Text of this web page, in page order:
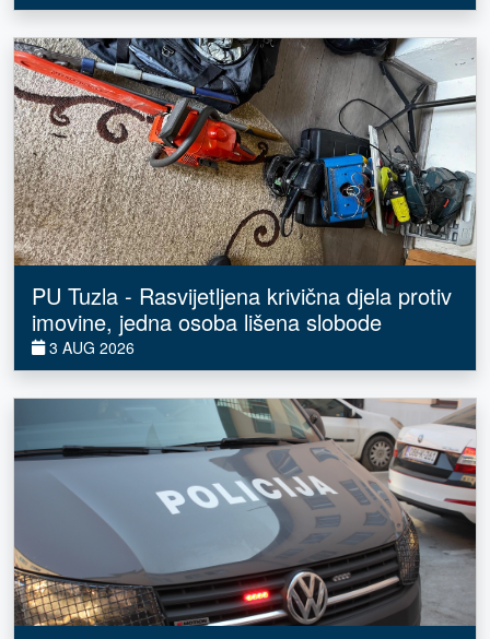
PU Tuzla - Rasvijetljena krivična djela protiv
imovine, jedna osoba lišena slobode
3 AUG 2026